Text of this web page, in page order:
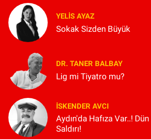
YELIS AYAZ
Sokak Sizden Büyük
DR. TANER BALBAY
Lig mi Tiyatro mu?
İSKENDER AVCI
Aydın'da Hafıza Var..!
Saldırı!